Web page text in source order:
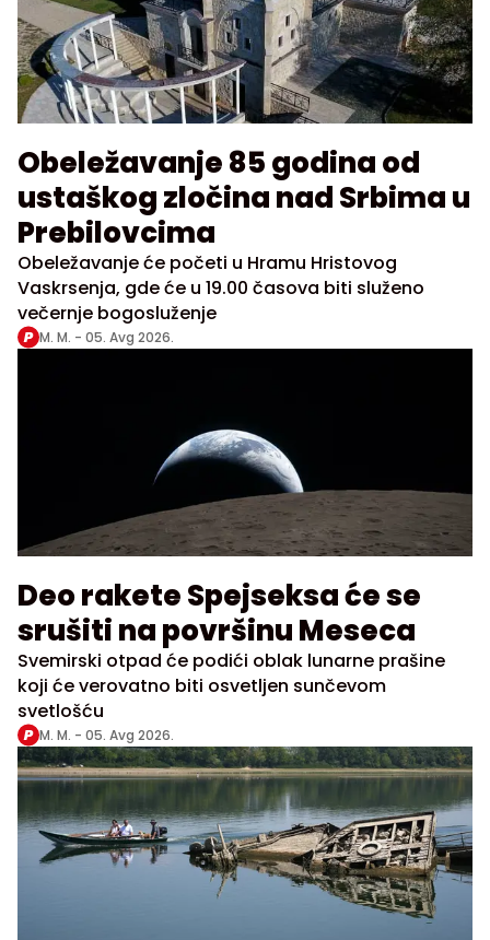
Obeležavanje 85 godina od
ustaškog zločina nad Srbima u
Prebilovcima
Obeležavanje će početi u Hramu Hristovog
Vaskrsenja, gde će u 19.00 časova biti služeno
večernje bogosluženje
M. M. - 05. Avg 2026.
Deo rakete Spejseksa će se
srušiti na površinu Meseca
Svemirski otpad će podići oblak lunarne prašine
koji će verovatno biti osvetljen sunčevom
svetlošću
M. M. - 05. Avg 2026.